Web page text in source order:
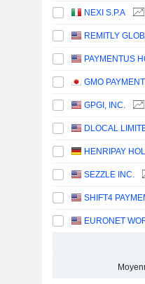
NEXI S.P.A
REMITLY
PAYMENTUS
GMO
GPGI, INC.
DLOCAL
HENRIPAY
SEZZLE INC.
SHIFT4
EURONET